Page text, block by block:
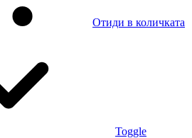
Отиди в количката
Toggle